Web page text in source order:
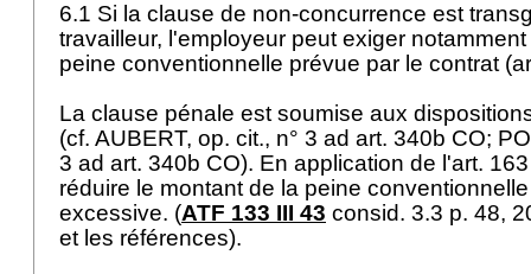
6.1 Si la clause de non-concurrence est
travailleur, l'employeur peut exiger
peine conventionnelle prévue par le contrat (
La clause pénale est soumise aux
(cf. AUBERT, op. cit., n° 3 ad art. 340b CO;
3 ad art. 340b CO). En application de l'art.
réduire le montant de la peine
excessive. (ATF 133 III 43 consid. 3.3 p. 48,
et les références).